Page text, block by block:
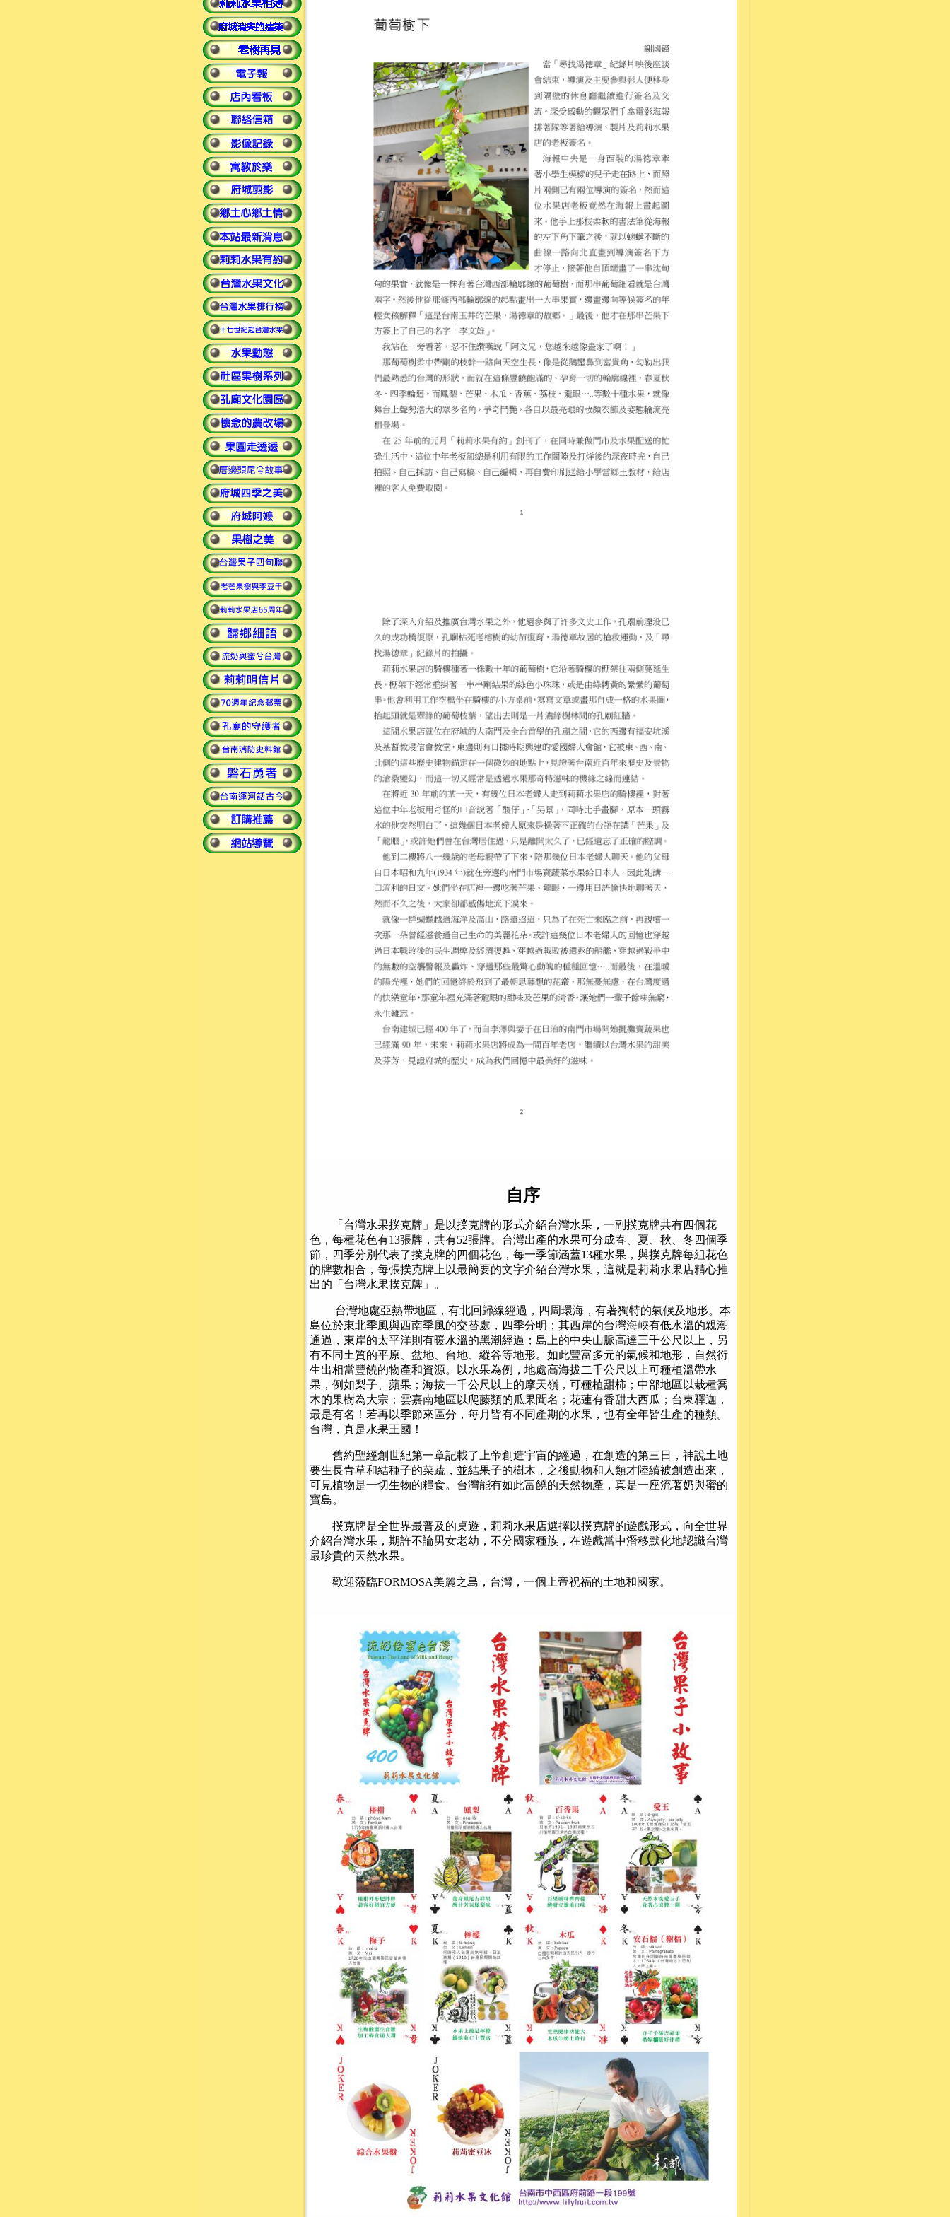
自序
「台灣水果撲克牌」是以撲克牌的形式介紹台灣水果，一副撲克牌共有四個花
色，每種花色有13張牌，共有52張牌。台灣出產的水果可分成春、夏、秋、冬四個季
節，四季分別代表了撲克牌的四個花色，每一季節涵蓋13種水果，與撲克牌每組花色
的牌數相合，每張撲克牌上以最簡要的文字介紹台灣水果，這就是莉莉水果店精心推
出的「台灣水果撲克牌」。
台灣地處亞熱帶地區，有北回歸線經過，四周環海，有著獨特的氣候及地形。本
島位於東北季風與西南季風的交替處，四季分明；其西岸的台灣海峽有低水溫的親潮
通過，東岸的太平洋則有暖水溫的黑潮經過；島上的中央山脈高達三千公尺以上，另
有不同土質的平原、盆地、台地、縱谷等地形。如此豐富多元的氣候和地形，自然衍
生出相當豐饒的物產和資源。以水果為例，地處高海拔二千公尺以上可種植溫帶水
果，例如梨子、蘋果；海拔一千公尺以上的摩天嶺，可種植甜柿；中部地區以栽種喬
木的果樹為大宗；雲嘉南地區以爬藤類的瓜果聞名；花蓮有香甜大西瓜；台東釋迦，
最是有名！若再以季節來區分，每月皆有不同產期的水果，也有全年皆生產的種類。
台灣，真是水果王國！
舊約聖經創世紀第一章記載了上帝創造宇宙的經過，在創造的第三日，神說土地
要生長青草和結種子的菜蔬，並結果子的樹木，之後動物和人類才陸續被創造出來，
可見植物是一切生物的糧食。台灣能有如此富饒的天然物產，真是一座流著奶與蜜的
寶島。
撲克牌是全世界最普及的桌遊，莉莉水果店選擇以撲克牌的遊戲形式，向全世界
介紹台灣水果，期許不論男女老幼，不分國家種族，在遊戲當中潛移默化地認識台灣
最珍貴的天然水果。
歡迎蒞臨FORMOSA美麗之島，台灣，一個上帝祝福的土地和國家。